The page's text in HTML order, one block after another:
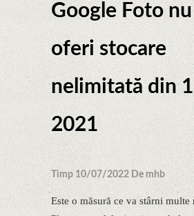
Google Foto
oferi stocare
nelimitată din
2021
Timp 10/07/2022 De mhb
Este o măsură ce va stârni